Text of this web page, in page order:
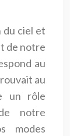
du ciel et
de notre
au
au
un rôle
notre
modes